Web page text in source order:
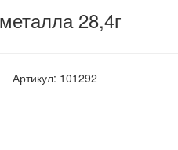
28,4г
Артикул: 101292